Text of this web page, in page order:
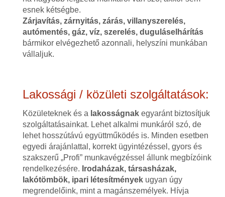
esnek kétségbe.
Zárjavítás, zárnyitás, zárás, villanyszerelés,
autómentés, gáz, víz, szerelés, duguláselhárítás
bármikor elvégezhető azonnali, helyszíni munkában
vállaljuk.
Lakossági / közületi szolgáltatások:
Közületeknek és a lakosságnakegyaránt biztosítjuk
szolgáltatásainkat. Lehet alkalmi munkáról szó, de
lehet hosszútávú együttműködés is. Minden esetben
egyedi árajánlattal, korrekt ügyintézéssel, gyors és
szakszerű „Profi” munkavégzéssel állunk megbízóink
rendelkezésére. Irodaházak, társasházak,
lakótömbök, ipari létesítményekugyan úgy
megrendelőink, mint a magánszemélyek. Hívja